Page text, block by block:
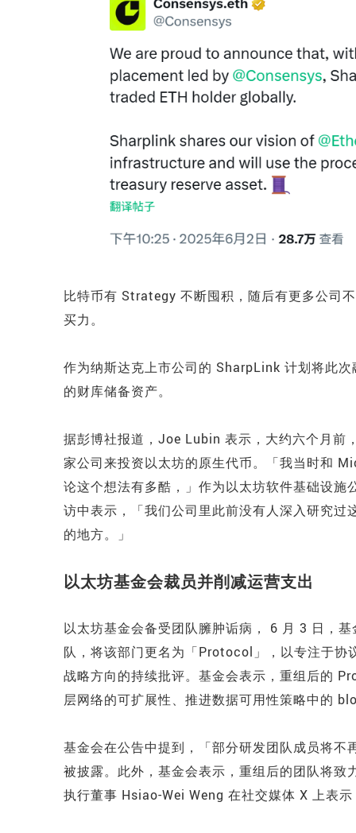
比特币有 Strategy 不断囤积，随后有更多公司
买力。
作为纳斯达克上市公司的 SharpLink 计划将此
的财库储备资产。
据彭博社报道，Joe Lubin 表示，大约六个月前
家公司来投资以太坊的原生代币。「我当时和
论这个想法有多酷，」作为以太坊软件基础设
访中表示，「我们公司里此前没有人深入研究
的地方。」
以太坊基金会裁员并削减运营支出
以太坊基金会备受团队臃肿诟病， 6 月 3 日，
队，将该部门更名为「Protocol」，以专注于协
战略方向的持续批评。基金会表示，重组后的
层网络的可扩展性、推进数据可用性策略中的
基金会在公告中提到，「部分研发团队成员将
被披露。此外，基金会表示，重组后的团队将
执行董事 Hsiao-Wei Weng 在社交媒体 X 上表